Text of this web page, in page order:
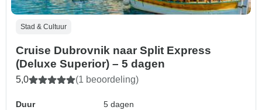
Stad & Cultuur
Cruise Dubrovnik naar Split Express
(Deluxe Superior) – 5 dagen
5,0 (1 beoordeling)
Duur
5 dagen